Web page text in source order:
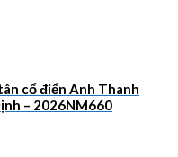
cổ điển Anh Thanh
– 2026NM660